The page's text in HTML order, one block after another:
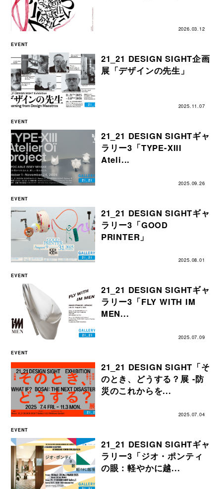
2026.03.12
EVENT
21_21 DESIGN SIGHT企画
展「デザインの先生」
2025.11.07
EVENT
21_21 DESIGN SIGHTギャ
ラリー3「TYPE-XIII
Ateli...
2025.09.26
EVENT
21_21 DESIGN SIGHTギャ
ラリー3「GOOD
PRINTER」
2025.08.01
EVENT
21_21 DESIGN SIGHTギャ
ラリー3「FLY WITH IM
MEN...
2025.07.09
EVENT
21_21 DESIGN SIGHT「そ
のとき、どうする？展 -防
災のこれからを...
2025.07.04
EVENT
21_21 DESIGN SIGHTギャ
ラリー3「ジオ・ポンティ
の眼：軽やかに越...